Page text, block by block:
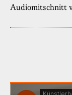
Audiomitschnitt